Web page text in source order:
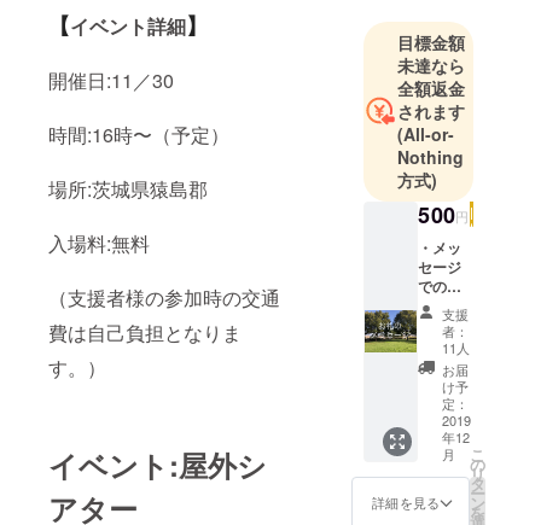
【イベント詳細】
開催日:11／30
時間:16時〜（予定）
場所:茨城県猿島郡
入場料:無料
（支援者様の参加時の交通
費は自己負担となりま
す。）
イベント:屋外シ
アター
何が出来る
だろうかと
考え今回の
企画を立ち
上げまし
た。何卒ご
支援の程よ
ろしくお願
い致しま
目標金額
未達なら
全額返金
されます
(All-or-
Nothing
方式)
500円
・メッ
セージ
でのお
礼 誠心
誠意を
持って
メッ
セージ
にてお
礼をさ
せて頂
きま
す。 ※
支援
時、必
支援
者：
11人
お届
け予
定：
2019
年12
月
詳細を見る
こ
の
リ
タ
ー
ン
を